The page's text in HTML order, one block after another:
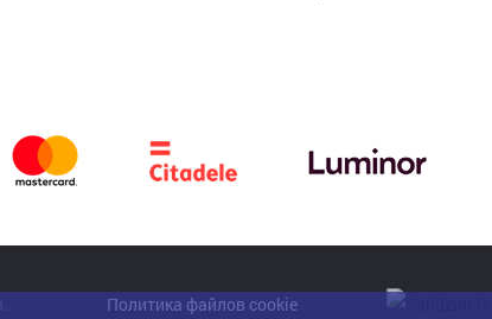
Политика файлов cookie